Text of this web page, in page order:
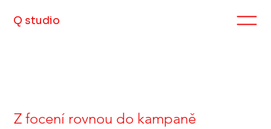
Q studio
Z focení rovnou do kampaně